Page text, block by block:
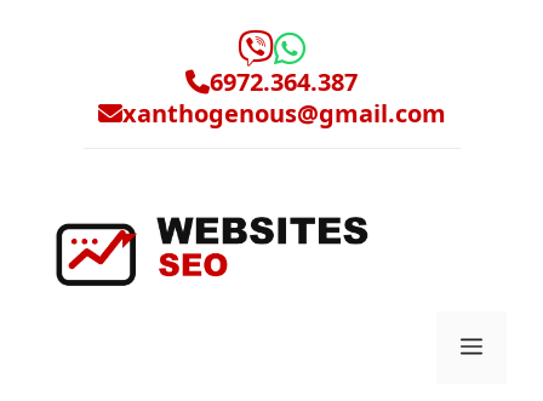
6972.364.387
xanthogenous@gmail.com